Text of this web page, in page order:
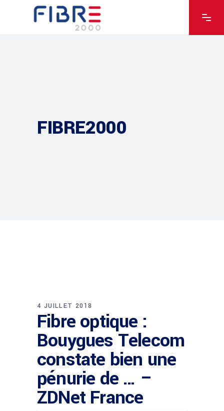
FIBRE2000
4 JUILLET 2018
Fibre optique :
Bouygues Telecom
constate bien une
pénurie de … –
ZDNet France